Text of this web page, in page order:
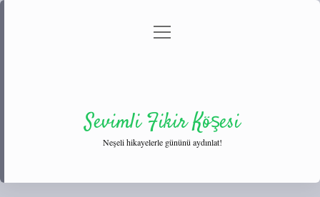
Gizlilik Politikası
menüyü
Sevimli Fikir Köşesi
Neşeli hikayelerle gününü aydınlat!